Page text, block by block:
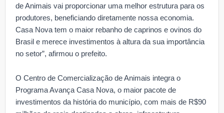
de Animais vai proporcionar uma melhor estrutura para os
produtores, beneficiando diretamente nossa economia.
Casa Nova tem o maior rebanho de caprinos e ovinos do
Brasil e merece investimentos à altura da sua importância
no setor”, afirmou o prefeito.
O Centro de Comercialização de Animais integra o
Programa Avança Casa Nova, o maior pacote de
investimentos da história do município, com mais de R$90